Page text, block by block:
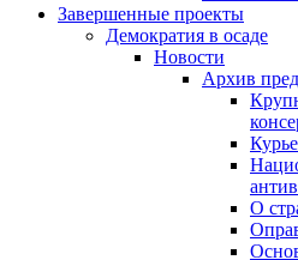
Завершенные проекты
Демократия в осаде
Новости
Архив
О